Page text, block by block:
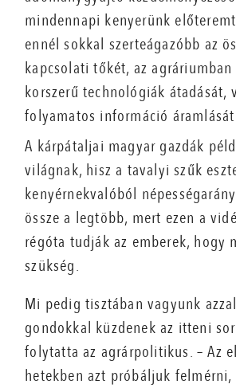
mindennapi kenyerünk
ennél sokkal szerteágazóbb az
kapcsolati tőkét, az
korszerű technológiák átadását,
folyamatos információ
A kárpátaljai magyar gazdák
világnak, hisz a tavalyi szűk
kenyérnekvalóból
össze a legtöbb, mert ezen a
régóta tudják az emberek, hogy
szükség.
Mi pedig tisztában vagyunk
gondokkal küzdenek az itteni
folytatta az agrárpolitikus. – Az
hetekben azt próbáljuk